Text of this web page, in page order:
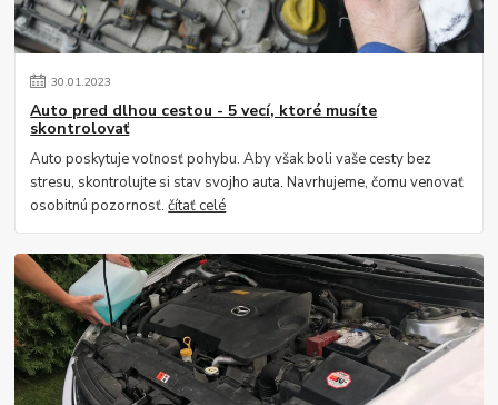
30.01.2023
Auto pred dlhou cestou - 5 vecí, ktoré musíte
skontrolovať
Auto poskytuje voľnosť pohybu. Aby však boli vaše cesty bez
stresu, skontrolujte si stav svojho auta. Navrhujeme, čomu venovať
osobitnú pozornosť.čítať celé